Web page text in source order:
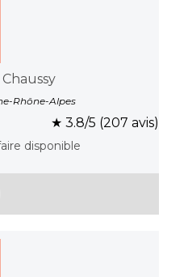
Rhône-Alpes
★ 3.8/5 (207 avis)
disponible